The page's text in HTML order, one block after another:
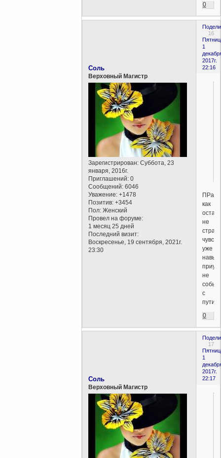
0
16
1
2017г.
22:16
Соль
Верховный Магистр
Зарегистрирован: Суббота, 23
января, 2016г.
Приглашений: 0
Сообщений: 6046
Уважение: +1478
Позитив: +3454
Пол: Женский
Провел на форуме:
1 месяц 25 дней
Последний визит:
Воскресенье, 19 сентября, 2021г.
23:30
как
не
уже
не
с
0
17
1
2017г.
22:17
Соль
Верховный Магистр